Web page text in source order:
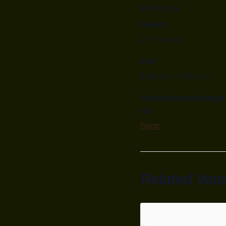
DETAILS
Datum:
25. Februar
Zeit:
6:30 p.m. - 8:30 p.m.
Veranstaltungskatego
rie:
Sport
Related